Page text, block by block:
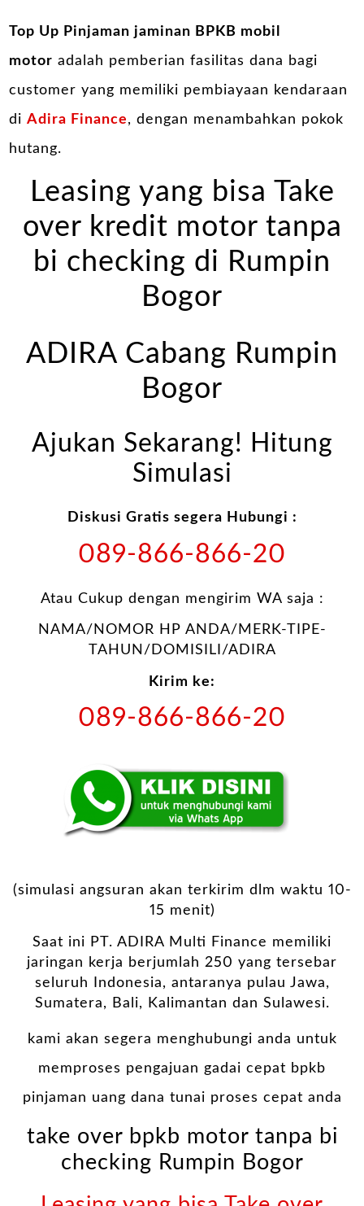
Top Up Pinjaman jaminan BPKB mobil
motor adalah pemberian fasilitas dana bagi
customer yang memiliki pembiayaan kendaraan
diAdira Finance, dengan menambahkan pokok
hutang.
Leasing yang bisa Take
over kredit motor tanpa
bi checking di Rumpin
Bogor
ADIRA Cabang Rumpin
Bogor
Ajukan Sekarang! Hitung
Simulasi
Diskusi Gratis segera Hubungi :
089-866-866-20
Atau Cukup dengan mengirim WA saja :
NAMA/NOMOR HP ANDA/MERK-TIPE-
TAHUN/DOMISILI/ADIRA
Kirim ke:
089-866-866-20
(simulasi angsuran akan terkirim dlm waktu 10-
15 menit)
Saat ini PT. ADIRA Multi Finance memiliki
jaringan kerja berjumlah 250 yang tersebar
seluruh Indonesia, antaranya pulau Jawa,
Sumatera, Bali, Kalimantan dan Sulawesi.
kami akan segera menghubungi anda untuk
memproses pengajuan gadai cepat bpkb
pinjaman uang dana tunai proses cepat anda
take over bpkb motor tanpa bi
checking Rumpin Bogor